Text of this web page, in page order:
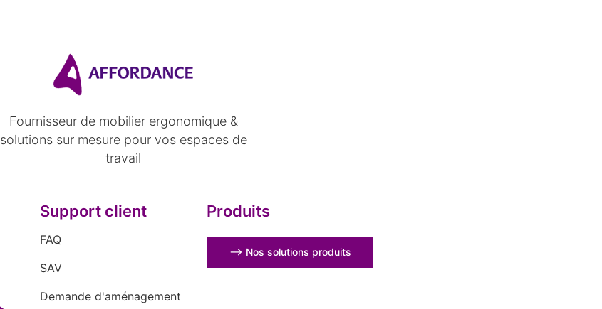
Fournisseur de mobilier ergonomique &
solutions sur mesure pour vos espaces de
travail
Support client
FAQ
SAV
Demande d'aménagement
Produits
⟶ Nos solutions produits